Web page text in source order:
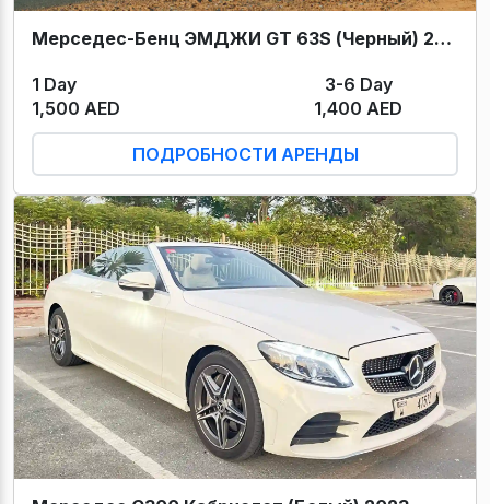
Мерседес-Бенц ЭМДЖИ GT 63S (Черный) 2022
1 Day
3-6 Day
1,500 AED
1,400 AED
ПОДРОБНОСТИ АРЕНДЫ